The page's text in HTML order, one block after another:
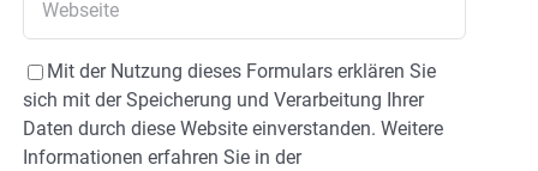
Mit der Nutzung dieses Formulars erklären Sie
sich mit der Speicherung und Verarbeitung Ihrer
Daten durch diese Website einverstanden. Weitere
Informationen erfahren Sie in der